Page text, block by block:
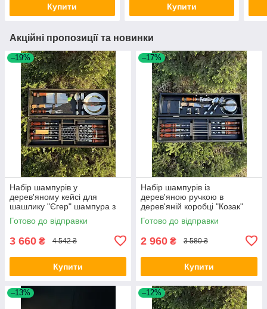
Купити Купити
Акційні пропозиції та новинки
–19%
Набір шампурів у
дерев'яному кейсі для
шашлику "Єгер" шампура з
дерев'яною ручкою шампура
з неіржавкої сталі
Готово до відправки
3 660 ₴ 4 542 ₴
Купити
–17%
Набір шампурів із
дерев'яною ручкою в
дерев'яній коробці "Козак"
шампура з дерев'яною
ручкою
Готово до відправки
2 960 ₴ 3 580 ₴
Купити
–13% –12%